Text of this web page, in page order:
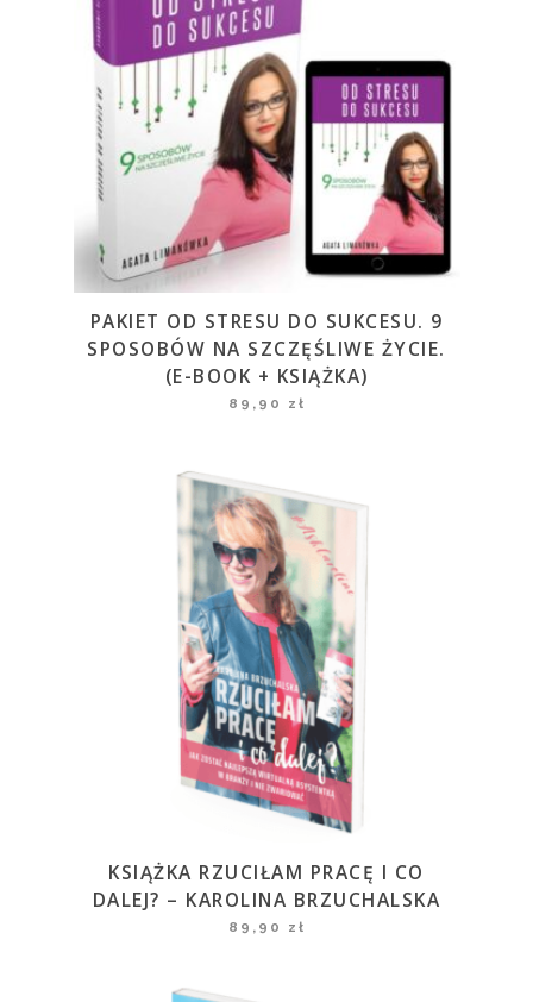
PAKIET OD STRESU DO SUKCESU. 9
SPOSOBÓW NA SZCZĘŚLIWE ŻYCIE.
(E-BOOK + KSIĄŻKA)
89,90 zł
KSIĄŻKA RZUCIŁAM PRACĘ I CO
DALEJ? – KAROLINA BRZUCHALSKA
89,90 zł